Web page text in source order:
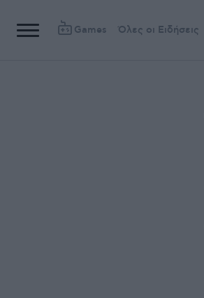
Games Όλες οι Ειδήσεις